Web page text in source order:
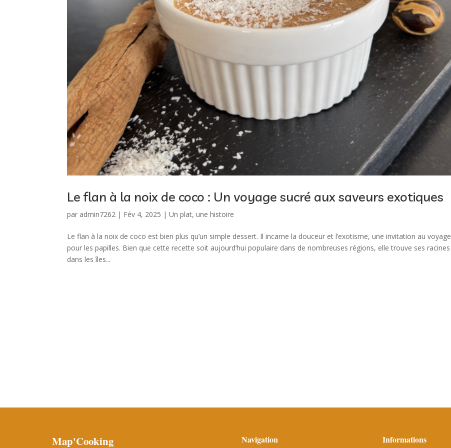
Le flan à la noix de coco : Un voyage sucré aux saveurs exotiques
par admin7262 | Fév 4, 2025 |Un plat, une histoire
Le flan à la noix de coco est bien plus qu’un simple dessert. Il incarne la douceur et l’exotisme, une invitation au voyage
pour les papilles. Bien que cette recette soit aujourd’hui populaire dans de nombreuses régions, elle trouve ses racines
dans les îles...
Map'Cooking Navigation Informations